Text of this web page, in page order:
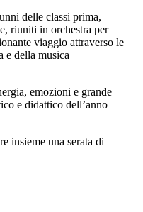
delle classi prima,
riuniti in orchestra per
viaggio attraverso le
e della musica
emozioni e grande
e didattico dell’anno
insieme una serata di